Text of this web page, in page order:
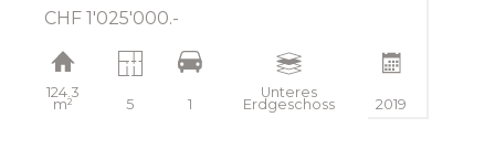
CHF 1'025'000.-
124.3
m² 5 1
Unteres
Erdgeschoss 2019